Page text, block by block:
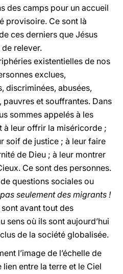
des camps pour un accueil
provisoire. Ce sont là
ces derniers que Jésus
de relever.
existentielles de nos
exclues,
discriminées, abusées,
et souffrantes. Dans
sommes appelés à les
à leur offrir la miséricorde ;
soif de justice ; à leur faire
de Dieu ; à leur montrer
Ce sont des personnes.
questions sociales ou
seulement des migrants !
sont avant tout des
sens où ils sont aujourd’hui
de la société globalisée.
l’image de l’échelle de
entre la terre et le Ciel